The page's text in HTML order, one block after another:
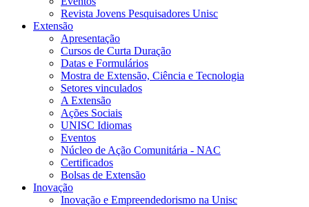
Revista Jovens Pesquisadores Unisc
Extensão
Apresentação
Cursos de Curta Duração
Datas e Formulários
Mostra de Extensão, Ciência e Tecnologia
Setores vinculados
A Extensão
Ações Sociais
UNISC Idiomas
Eventos
Núcleo de Ação Comunitária - NAC
Certificados
Bolsas de Extensão
Inovação
Inovação e Empreendedorismo na Unisc